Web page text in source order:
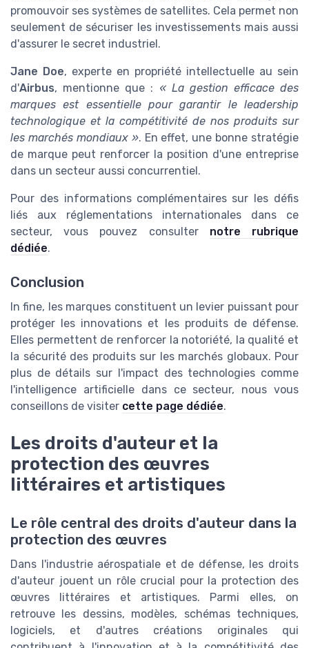
promouvoir ses systèmes de satellites. Cela permet non
seulement de sécuriser les investissements mais aussi
d'assurer le secret industriel.
Jane Doe, experte en propriété intellectuelle au sein
d'Airbus, mentionne que : « La gestion efficace des
marques est essentielle pour garantir le leadership
technologique et la compétitivité de nos produits sur
les marchés mondiaux ». En effet, une bonne stratégie
de marque peut renforcer la position d'une entreprise
dans un secteur aussi concurrentiel.
Pour des informations complémentaires sur les défis
liés aux réglementations internationales dans ce
secteur, vous pouvez consulter notre rubrique
dédiée.
Conclusion
In fine, les marques constituent un levier puissant pour
protéger les innovations et les produits de défense.
Elles permettent de renforcer la notoriété, la qualité et
la sécurité des produits sur les marchés globaux. Pour
plus de détails sur l'impact des technologies comme
l'intelligence artificielle dans ce secteur, nous vous
conseillons de visiter cette page dédiée.
Les droits d'auteur et la
protection des œuvres
littéraires et artistiques
Le rôle central des droits d'auteur dans la
protection des œuvres
Dans l'industrie aérospatiale et de défense, les droits
d'auteur jouent un rôle crucial pour la protection des
œuvres littéraires et artistiques. Parmi elles, on
retrouve les dessins, modèles, schémas techniques,
logiciels, et d'autres créations originales qui